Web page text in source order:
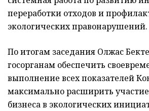
переработки отходов и
экологических правонарушений.
По итогам заседания Олжас
госорганам обеспечить
выполнение всех показателей
максимально расширить
бизнеса в экологических